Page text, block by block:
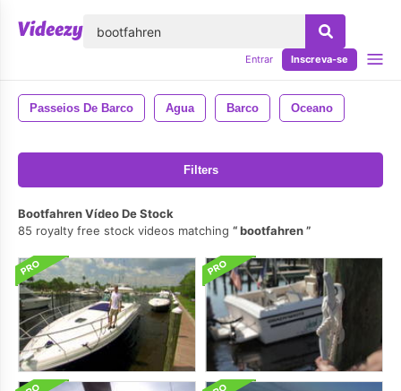
Entrar Inscreva-se
Passeios De Barco Agua Barco Oceano
Filters
Bootfahren Vídeo De Stock
85 royalty free stock videos matching
bootfahren